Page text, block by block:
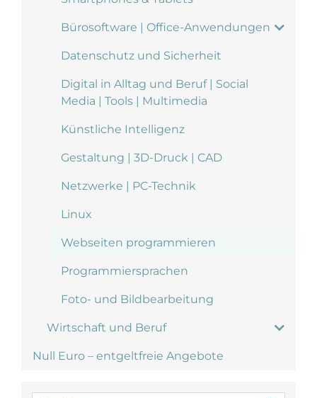
Bürosoftware | Office-Anwendungen
Datenschutz und Sicherheit
Digital in Alltag und Beruf | Social
Media | Tools | Multimedia
Künstliche Intelligenz
Gestaltung | 3D-Druck | CAD
Netzwerke | PC-Technik
Linux
Webseiten programmieren
Programmiersprachen
Foto- und Bildbearbeitung
Wirtschaft und Beruf
Null Euro – entgeltfreie Angebote